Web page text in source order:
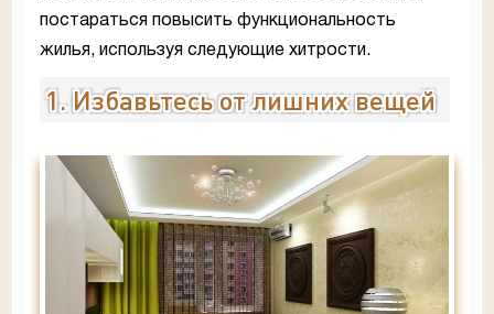
постараться повысить функциональность
жилья, используя следующие хитрости.
1. Избавьтесь от лишних вещей